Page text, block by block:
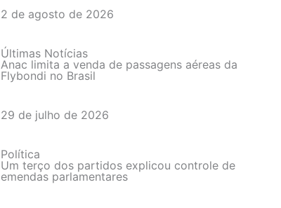
2 de agosto de 2026
Últimas Notícias
Anac limita a venda de passagens aéreas da
Flybondi no Brasil
29 de julho de 2026
Política
Um terço dos partidos explicou controle de
emendas parlamentares